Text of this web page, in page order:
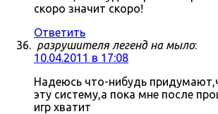
скоро значит скоро!
Ответить
разрушителя легенд на мыло:
10.04.2011 в 17:08
Надеюсь что-нибудь
эту систему,а пока мне после
игр хватит